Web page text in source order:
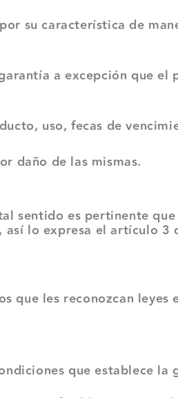
su característica de
a excepción que el
uso, fecas de
daño de las mismas.
sentido es pertinente
lo expresa el artículo 3
que les reconozcan leyes
que establece la